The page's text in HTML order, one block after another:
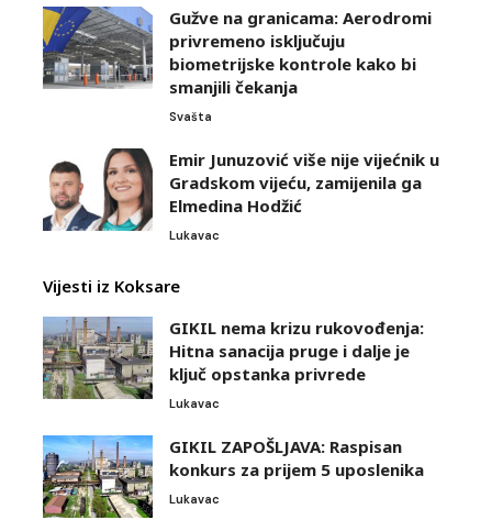
Gužve na granicama: Aerodromi
privremeno isključuju
biometrijske kontrole kako bi
smanjili čekanja
Svašta
Emir Junuzović više nije vijećnik u
Gradskom vijeću, zamijenila ga
Elmedina Hodžić
Lukavac
Vijesti iz Koksare
GIKIL nema krizu rukovođenja:
Hitna sanacija pruge i dalje je
ključ opstanka privrede
Lukavac
GIKIL ZAPOŠLJAVA: Raspisan
konkurs za prijem 5 uposlenika
Lukavac